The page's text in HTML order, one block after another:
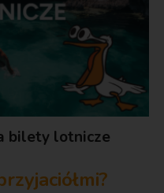
bilety lotnicze